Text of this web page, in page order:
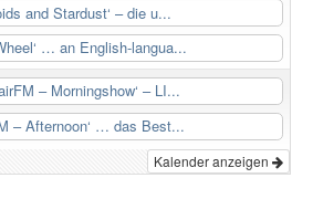
and Stardust‘ – die u...
… an English-langua...
– Morningshow‘ – LI...
– Afternoon‘ … das Best...
Kalender anzeigen